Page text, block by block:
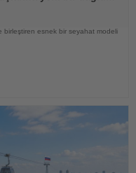
birleştiren esnek bir seyahat modeli